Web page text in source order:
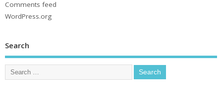
Comments feed
WordPress.org
Search